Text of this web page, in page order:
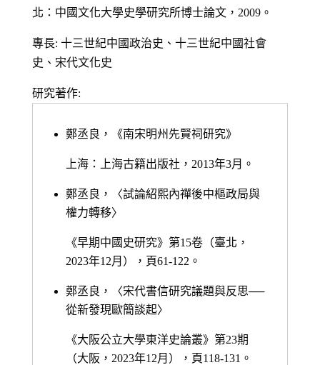
北：中國文化大學史學研究所博士論文，2009。
專長: 十三世紀中國政治史、十三世紀中國社會
史、宋代文化史
研究著作:
鄭丞良，《南宋明州先賢祠研究》
上海：上海古籍出版社，2013年3月。
鄭丞良，〈試論紹熙內禪後中樞政局與
權力轉移〉
《早期中國史研究》第15卷（臺北，
2023年12月），頁61-122。
鄭丞良，〈宋代書信研究議題與反思──
從新發現歐簡談起〉
《大阪公立大學東洋史論叢》第23期
（大阪，2023年12月），頁118-131。